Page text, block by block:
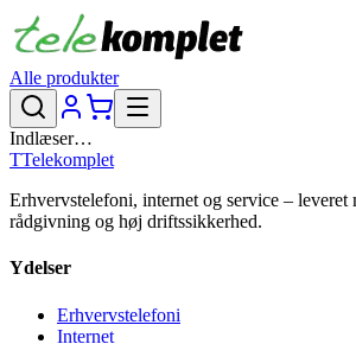
Alle produkter
Indlæser…
TTelekomplet
Erhvervstelefoni, internet og service – leveret
rådgivning og høj driftssikkerhed.
Ydelser
Erhvervstelefoni
Internet